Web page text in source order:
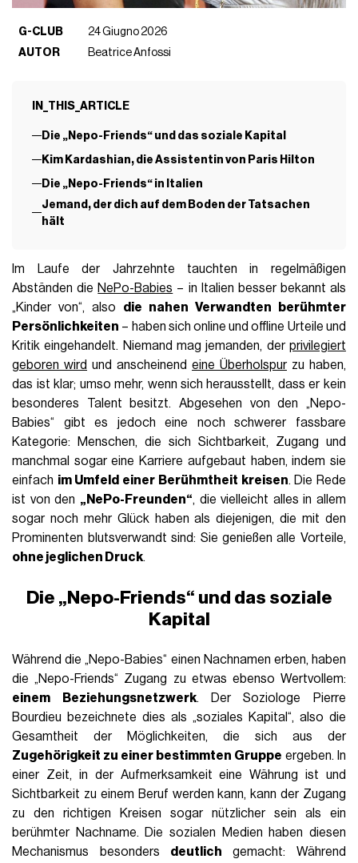
G-CLUB
24 Giugno 2026
AUTOR
Beatrice Anfossi
IN_THIS_ARTICLE
Die „Nepo-Friends“ und das soziale Kapital
Kim Kardashian, die Assistentin von Paris Hilton
Die „Nepo-Friends“ in Italien
Jemand, der dich auf dem Boden der Tatsachen
hält
Im Laufe der Jahrzehnte tauchten in regelmäßigen
Abständen die NePo-Babies – in Italien besser bekannt als
„Kinder von“, also die nahen Verwandten berühmter
Persönlichkeiten – haben sich online und offline Urteile und
Kritik eingehandelt. Niemand mag jemanden, der privilegiert
geboren wird und anscheinendeine Überholspurzu haben,
das ist klar; umso mehr, wenn sich herausstellt, dass er kein
besonderes Talent besitzt. Abgesehen von den „Nepo-
Babies“ gibt es jedoch eine noch schwerer fassbare
Kategorie: Menschen, die sich Sichtbarkeit, Zugang und
manchmal sogar eine Karriere aufgebaut haben, indem sie
einfach im Umfeld einer Berühmtheit kreisen. Die Rede
ist von den „NePo-Freunden“, die vielleicht alles in allem
sogar noch mehr Glück haben als diejenigen, die mit den
Prominenten blutsverwandt sind: Sie genießen alle Vorteile,
ohne jeglichen Druck.
Die „Nepo-Friends“ und das soziale
Kapital
Während die „Nepo-Babies“ einen Nachnamen erben, haben
die „Nepo-Friends“ Zugang zu etwas ebenso Wertvollem:
einem Beziehungsnetzwerk. Der Soziologe Pierre
Bourdieu bezeichnete dies als „soziales Kapital“, also die
Gesamtheit der Möglichkeiten, die sich aus der
Zugehörigkeit zu einer bestimmten Gruppe ergeben. In
einer Zeit, in der Aufmerksamkeit eine Währung ist und
Sichtbarkeit zu einem Beruf werden kann, kann der Zugang
zu den richtigen Kreisen sogar nützlicher sein als ein
berühmter Nachname. Die sozialen Medien haben diesen
Mechanismus besonders deutlich gemacht: Während